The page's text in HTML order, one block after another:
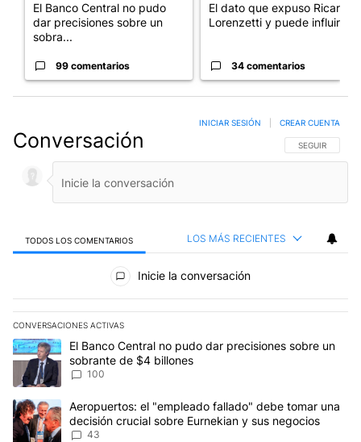
El Banco Central no pudo
dar precisiones sobre un
sobra...
99 comentarios
El dato que expuso Ricardo
Lorenzetti y puede influir e...
34 comentarios
Conversación SIGA ESTA
SEGUIR
INICIAR SESIÓN CREAR CUENTA
TODOS LOS COMENTARIOS LOS MÁS RECIENTES
Todos los comentarios
Inicie la conversación
CONVERSACIONES ACTIVAS
Este listado muestra los artículos con más comentarios en los
Un artículo de tendencia con el título "El Banco Central no pudo
El Banco Central no pudo dar precisiones sobre un
sobrante de $4 billones
100
Un artículo de tendencia con el título "Aeropuertos: el
Aeropuertos: el "empleado fallado" debe tomar una
decisión crucial sobre Eurnekian y sus negocios
43